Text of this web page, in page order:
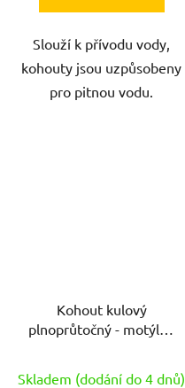
Slouží k přívodu vody,
kohouty jsou uzpůsobeny
pro pitnou vodu.
Kohout kulový
plnoprůtočný - motýlek
Skladem (dodání do 4 dnů)